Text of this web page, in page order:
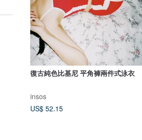
復古純色比基尼 平角褲兩件式泳衣
insos
US$ 52.15